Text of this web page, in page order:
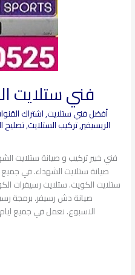
فني ستلايت
أفضل فني ستلايت,اشتراك
الريسيفير,تركيب الستلايت,تصليح
فني خبير تركيب و صيانة ستلايت
ستلايت الكويت. ستلايت رسيفرات
الاسبوع. نعمل في جميع